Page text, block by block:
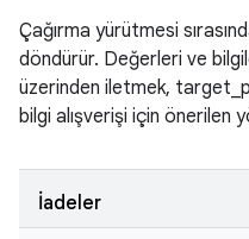
Çağırma yürütmesi
döndürür. Değerleri ve
üzerinden iletmek,
bilgi alışverişi için önerilen
İadeler